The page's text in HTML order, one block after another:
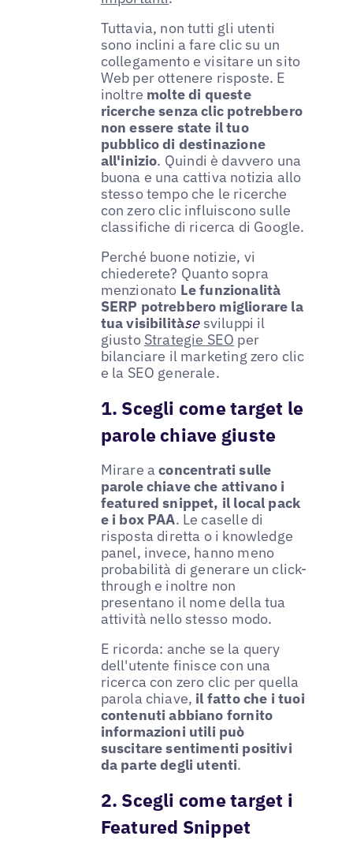
Tuttavia, non tutti gli utenti
sono inclini a fare clic su un
collegamento e visitare un sito
Web per ottenere risposte. E
inoltre molte di queste
ricerche senza clic potrebbero
non essere state il tuo
pubblico di destinazione
all'inizio. Quindi è davvero una
buona e una cattiva notizia allo
stesso tempo che le ricerche
con zero clic influiscono sulle
classifiche di ricerca di Google.
Perché buone notizie, vi
chiederete? Quanto sopra
menzionato Le funzionalità
SERP potrebbero migliorare la
tua visibilitàsesviluppi il
giusto Strategie SEO per
bilanciare il marketing zero clic
e la SEO generale.
1. Scegli come target le
parole chiave giuste
Mirare aconcentrati sulle
parole chiave che attivano i
featured snippet, il local pack
e i box PAA. Le caselle di
risposta diretta o i knowledge
panel, invece, hanno meno
probabilità di generare un click-
through e inoltre non
presentano il nome della tua
attività nello stesso modo.
E ricorda: anche se la query
dell'utente finisce con una
ricerca con zero clic per quella
parola chiave, il fatto che i tuoi
contenuti abbiano fornito
informazioni utili può
suscitare sentimenti positivi
da parte degli utenti.
2. Scegli come target i
Featured Snippet